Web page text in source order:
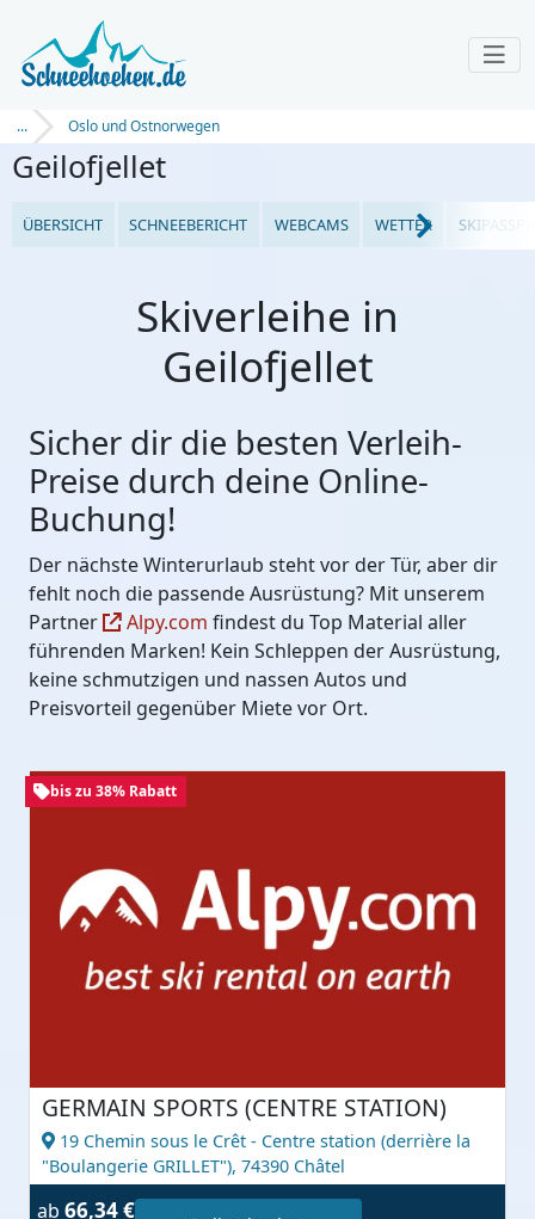
... Oslo und Ostnorwegen
Geilofjellet
ÜBERSICHT SCHNEEBERICHT WEBCAMS WETTER
Skiverleihe in
Geilofjellet
Sicher dir die besten Verleih-
Preise durch deine Online-
Buchung!
Der nächste Winterurlaub steht vor der Tür, aber dir
fehlt noch die passende Ausrüstung? Mit unserem
Partner
Alpy.com findest du Top Material aller
führenden Marken! Kein Schleppen der Ausrüstung,
keine schmutzigen und nassen Autos und
Preisvorteil gegenüber Miete vor Ort.
bis zu 38% Rabatt
GERMAIN SPORTS (CENTRE STATION)
19 Chemin sous le Crêt - Centre station (derrière la
"Boulangerie GRILLET"), 74390 Châtel
ab 66,34 €